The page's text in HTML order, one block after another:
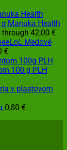
Manuka Health
through 42,00 €
Medové
€
100 g PLH
0,80 €